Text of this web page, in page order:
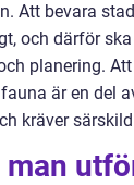
Att bevara
och därför
planering.
är en del
kräver
man